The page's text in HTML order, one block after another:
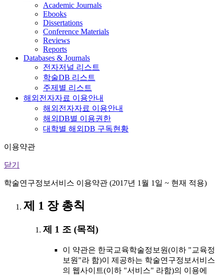
Academic Journals
Ebooks
Dissertations
Conference Materials
Reviews
Reports
Databases & Journals
전자저널 리스트
학술DB 리스트
주제별 리스트
해외전자자료 이용안내
해외전자자료 이용안내
해외DB별 이용권한
대학별 해외DB 구독현황
이용약관
닫기
학술연구정보서비스 이용약관 (2017년 1월 1일 ~ 현재 적용)
제 1 장 총칙
제 1 조 (목적)
이 약관은 한국교육학술정보원(이하 "교육정
보원"라 함)이 제공하는 학술연구정보서비스
의 웹사이트(이하 "서비스" 라함)의 이용에